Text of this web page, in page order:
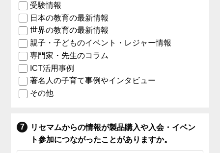
受験情報
日本の教育の最新情報
世界の教育の最新情報
親子・子どものイベント・レジャー情報
専門家・先生のコラム
ICT活用事例
著名人の子育て事例やインタビュー
その他
リセマムからの情報が製品購入や入会・イベン
ト参加につながったことがありますか。